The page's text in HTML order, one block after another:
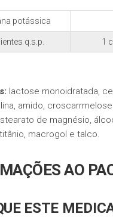
potássica
q.s.p. 1
lactose monoidratada,
amido,
de magnésio,
macrogol e talco.
AO
ESTE